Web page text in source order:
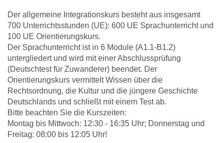
Der allgemeine Integrationskurs besteht aus insgesamt
700 Unterrichtsstunden (UE): 600 UE Sprachunterricht und
100 UE Orientierungskurs.
Der Sprachunterricht ist in 6 Module (A1.1-B1.2)
untergliedert und wird mit einer Abschlussprüfung
(Deutschtest für Zuwanderer) beendet. Der
Orientierungskurs vermittelt Wissen über die
Rechtsordnung, die Kultur und die jüngere Geschichte
Deutschlands und schließt mit einem Test ab.
Bitte beachten Sie die Kurszeiten:
Montag bis Mittwoch: 12:30 - 16:35 Uhr; Donnerstag und
Freitag: 08:00 bis 12:05 Uhr!